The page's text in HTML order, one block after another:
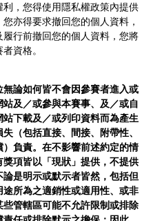
利，您得使用隱私權政策內提供
亦得要求撤回您的個人資料，
行前撤回您的個人資料，您將
資格。
無論如何皆不會因參賽者進入或
及／或參與本賽事、及／或自
下載及／或列印資料而為產生
（包括直接、間接、附帶性、
負責。在不影響前述約定的情
項皆以「現狀」提供，不提供
是明示或默示者皆然，包括但
所為之適銷性或適用性、或非
管轄區可能不允許限制或排除